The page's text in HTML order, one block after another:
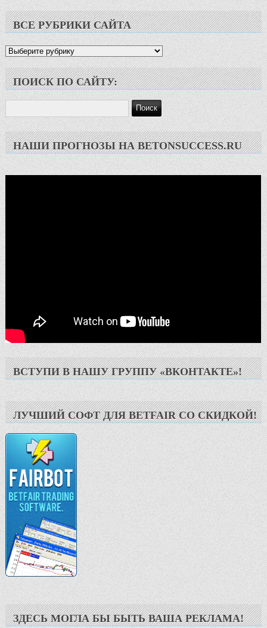
ВСЕ РУБРИКИ САЙТА
Все
сайта
ПОИСК ПО САЙТУ:
НАШИ ПРОГНОЗЫ НА BETONSUCCESS.RU
ВСТУПИ В НАШУ ГРУППУ «ВКОНТАКТЕ»!
ЛУЧШИЙ СОФТ ДЛЯ BETFAIR СО СКИДКОЙ!
ЗДЕСЬ МОГЛА БЫ БЫТЬ ВАША РЕКЛАМА!